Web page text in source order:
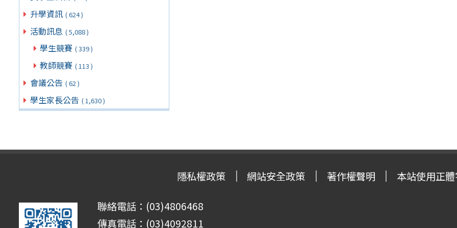
升學資訊 ( 624 )
活動訊息 ( 5,088 )
學生競賽 ( 339 )
教師競賽 ( 113 )
會議公告 ( 62 )
學生家長公告 ( 1,630 )
隱私權政策 網站安全政策 著作權聲明 本站使用正
聯絡電話：(03)4806468
傳真電話：(03)4092811